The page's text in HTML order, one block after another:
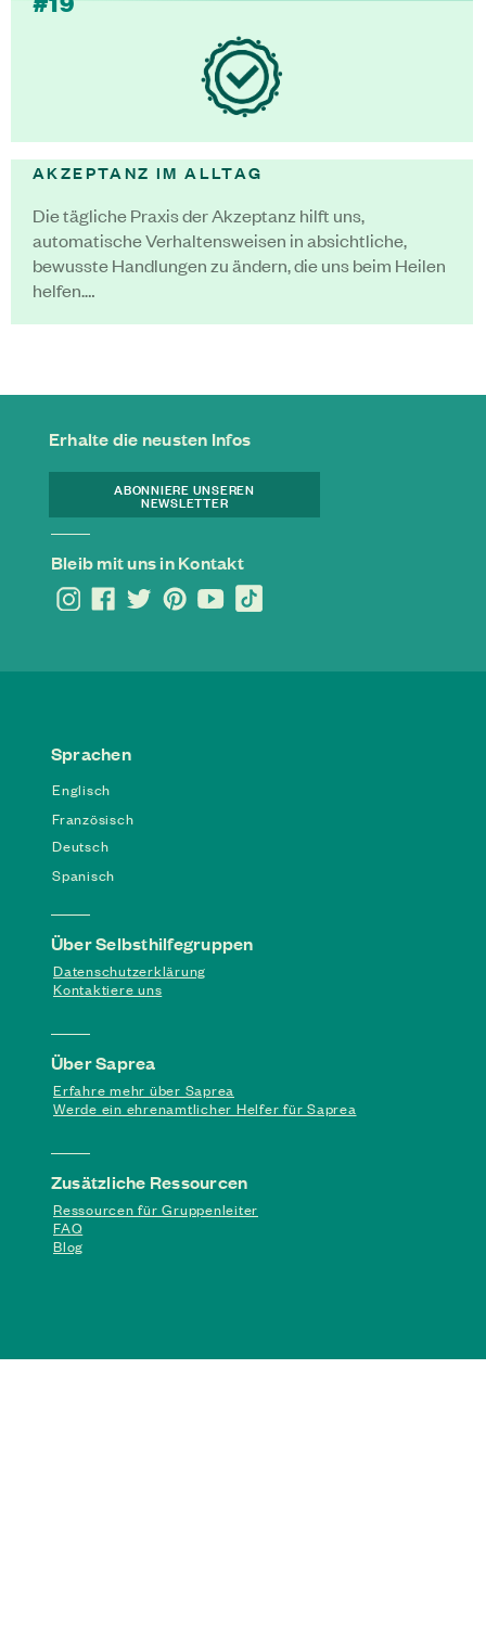
AKZEPTANZ IM ALLTAG
Die tägliche Praxis der Akzeptanz hilft uns,
automatische Verhaltensweisen in absichtliche,
bewusste Handlungen zu ändern, die uns beim Heilen
helfen.…
Erhalte die neusten Infos
ABONNIERE UNSEREN
NEWSLETTER
Bleib mit uns in Kontakt
Sprachen
Englisch
Französisch
Deutsch
Spanisch
Über Selbsthilfegruppen
Datenschutzerklärung
Kontaktiere uns
Über Saprea
Erfahre mehr über Saprea
Werde ein ehrenamtlicher Helfer für Saprea
Zusätzliche Ressourcen
Ressourcen für Gruppenleiter
FAQ
Blog